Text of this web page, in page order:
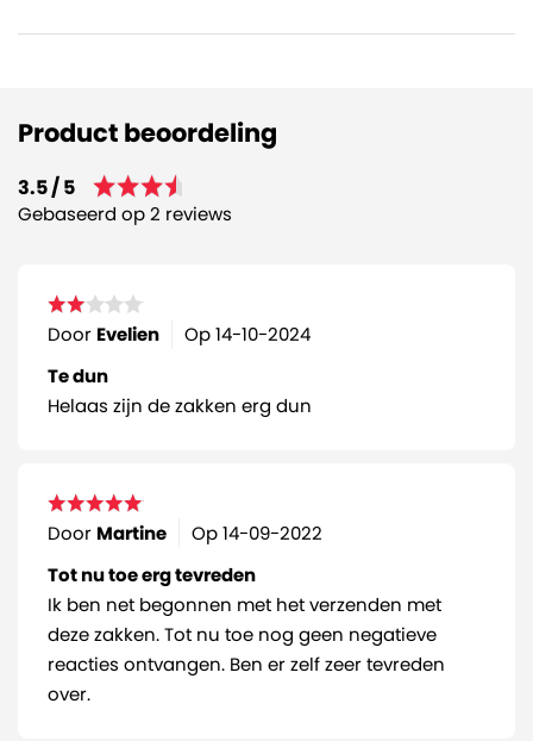
Product beoordeling
3.5 / 5
Gebaseerd op 2 reviews
Door Evelien Op14-10-2024
Te dun
Helaas zijn de zakken erg dun
Door Martine Op14-09-2022
Tot nu toe erg tevreden
Ik ben net begonnen met het verzenden met
deze zakken. Tot nu toe nog geen negatieve
reacties ontvangen. Ben er zelf zeer tevreden
over.